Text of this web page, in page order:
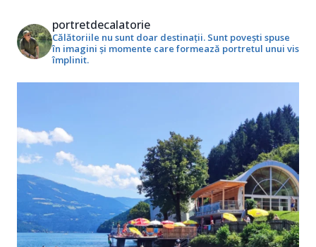
portretdecalatorie
Călătoriile nu sunt doar destinații. Sunt povești spuse
în imagini și momente care formează portretul unui vis
împlinit.